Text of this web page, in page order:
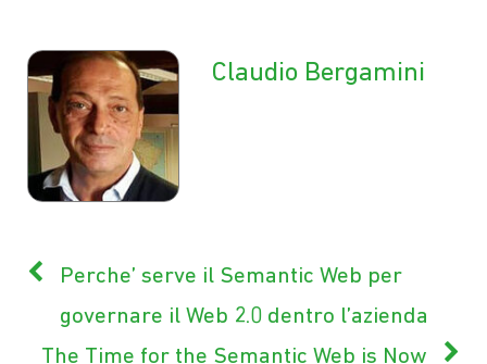
Claudio Bergamini
Perche’ serve il Semantic Web per
governare il Web 2.0 dentro l’azienda
The Time for the Semantic Web is Now